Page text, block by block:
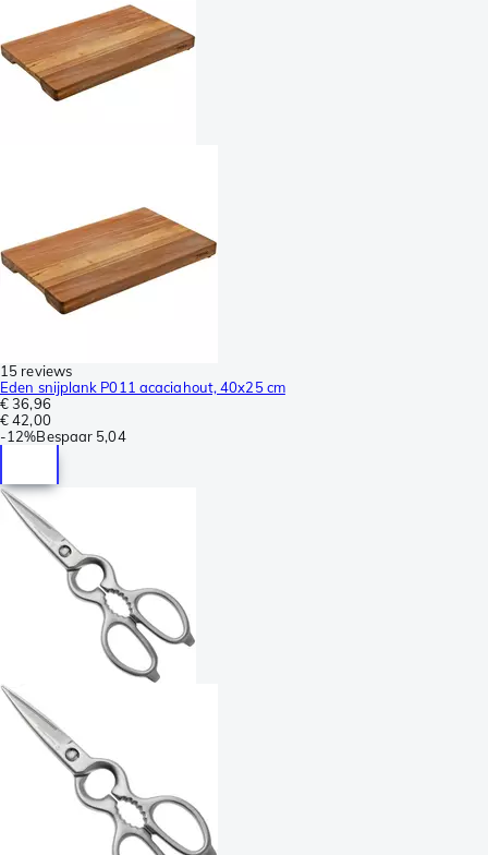
15 reviews
Eden snijplank P011 acaciahout, 40x25 cm
€ 36,96
€ 42,00
-12%Bespaar 5,04